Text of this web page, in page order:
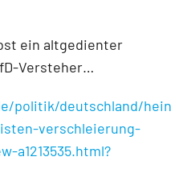
ein altgedienter
Versteher…
politik/deutschland/
verschleierung-
a1213535.html?